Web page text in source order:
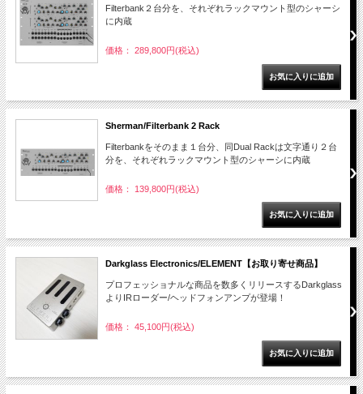
Filterbank２台分を、それぞれラックマウント型のシャーシ
に内蔵
価格： 289,800円(税込)
Sherman/Filterbank 2 Rack
Filterbankをそのまま１台分、同Dual Rackは文字通り２台
分を、それぞれラックマウント型のシャーシに内蔵
価格： 139,800円(税込)
Darkglass Electronics/ELEMENT【お取り寄せ商品】
プロフェッショナルな商品を数多くリリースするDarkglass
よりIRローダー/ヘッドフォンアンプが登場！
価格： 45,100円(税込)